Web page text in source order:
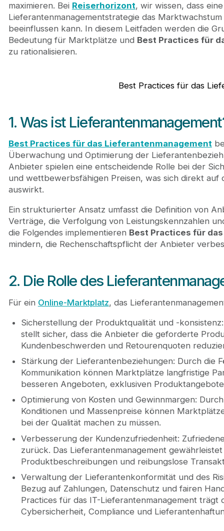
3.2. Legen Sie klare Richtlinien und
3.3. Führen Sie eine kontinuierliche
3.4. Förderung transparenter und offener
3.5. Nutzen Sie Technologie, um das
3.6. Stellen Sie die Einhaltung von Vorschriften
maximieren. Bei Reiserhorizont, wir wissen, dass
Lieferantenmanagementstrategie das
beeinflussen kann. In diesem Leitfaden werden die
Bedeutung für Marktplätze und Best Practices für
zu rationalisieren.
Best Practices für das
1. Was ist
Best Practices für das Lieferantenmanagement
Überwachung und Optimierung der
Anbieter spielen eine entscheidende Rolle bei der
und wettbewerbsfähigen Preisen, was sich direkt auf
auswirkt.
Ein strukturierter Ansatz umfasst die Definition von
Verträge, die Verfolgung von Leistungskennzahlen
die Folgendes implementieren Best Practices für
mindern, die Rechenschaftspflicht der Anbieter
2. Die Rolle des
Für ein Online-Marktplatz, das
Sicherstellung der Produktqualität und -
stellt sicher, dass die Anbieter die geforderte
Kundenbeschwerden und Retourenquoten
Stärkung der Lieferantenbeziehungen: Durch die
Kommunikation können Marktplätze langfristige
besseren Angeboten, exklusiven
Optimierung von Kosten und Gewinnmargen:
Konditionen und Massenpreise können
bei der Qualität machen zu müssen.
Verbesserung der Kundenzufriedenheit:
zurück. Das Lieferantenmanagement
Produktbeschreibungen und reibungslose
Verwaltung der Lieferantenkonformität und des
Bezug auf Zahlungen, Datenschutz und fairen
Practices für das IT-Lieferantenmanagement trägt
Cybersicherheit, Compliance und